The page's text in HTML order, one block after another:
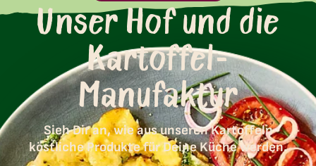
Unser Hof und die
Kartoffel-
Manufaktur
Sieh Dir an, wie aus unseren Kartoffeln
köstliche Produkte für Deine Küche werden.